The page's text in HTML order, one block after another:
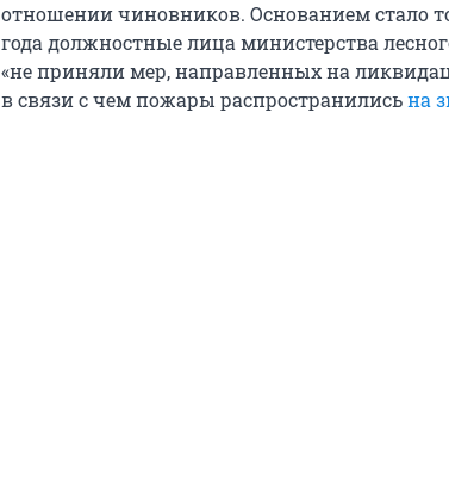
отношении чиновников. Основанием стало
года должностные лица министерства
«не приняли мер, направленных на
в связи с чем пожары распространилисьна